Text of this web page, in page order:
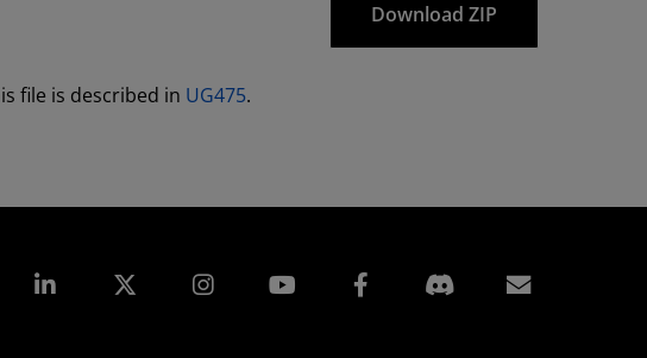
Download ZIP
file is described in UG475.
Linkedin Instagram Facebook